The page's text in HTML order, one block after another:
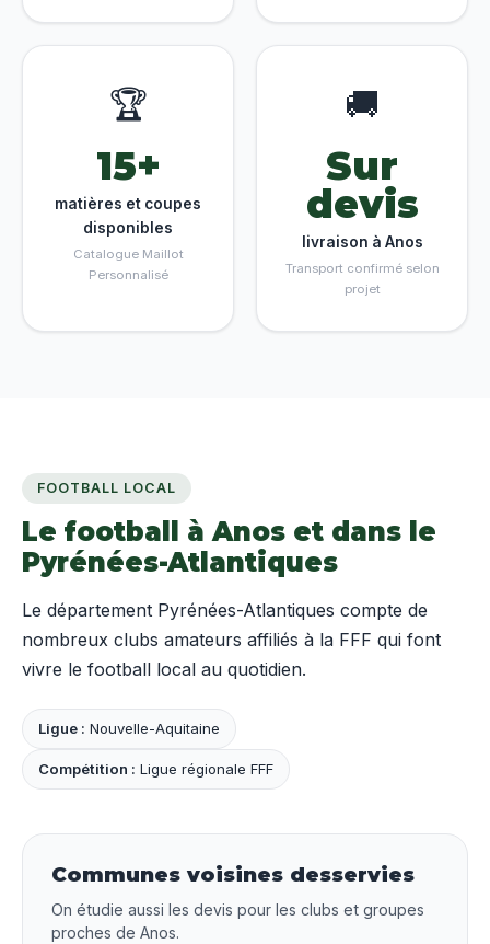
🏆
15+
matières et coupes
disponibles
Catalogue Maillot
Personnalisé
🚚
Sur
devis
livraison à Anos
Transport confirmé selon
projet
FOOTBALL LOCAL
Le football à Anos et dans le
Pyrénées-Atlantiques
Le département Pyrénées-Atlantiques compte de
nombreux clubs amateurs affiliés à la FFF qui font
vivre le football local au quotidien.
Ligue : Nouvelle-Aquitaine
Compétition : Ligue régionale FFF
Communes voisines desservies
On étudie aussi les devis pour les clubs et groupes
proches de Anos.